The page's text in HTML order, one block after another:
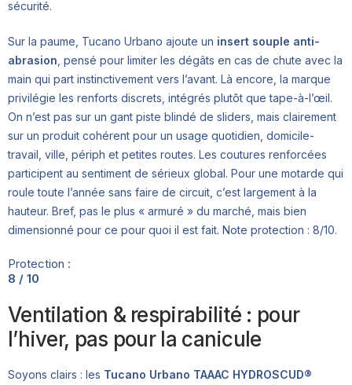
sécurité.
Sur la paume, Tucano Urbano ajoute un insert souple anti-
abrasion , pensé pour limiter les dégâts en cas de chute avec la
main qui part instinctivement vers l’avant. Là encore, la marque
privilégie les renforts discrets, intégrés plutôt que tape-à-l’œil.
On n’est pas sur un gant piste blindé de sliders, mais clairement
sur un produit cohérent pour un usage quotidien, domicile-
travail, ville, périph et petites routes. Les coutures renforcées
participent au sentiment de sérieux global. Pour une motarde qui
roule toute l’année sans faire de circuit, c’est largement à la
hauteur. Bref, pas le plus « armuré » du marché, mais bien
dimensionné pour ce pour quoi il est fait. Note protection : 8/10.
Protection :
8 / 10
Ventilation & respirabilité : pour
l’hiver, pas pour la canicule
Soyons clairs : les Tucano Urbano TAAAC HYDROSCUD®